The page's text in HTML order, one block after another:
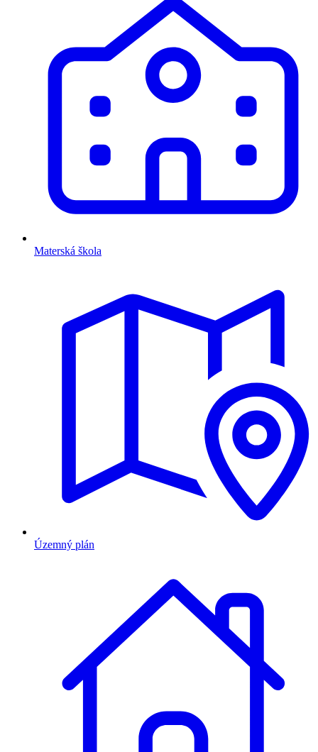
Materská škola
Územný plán